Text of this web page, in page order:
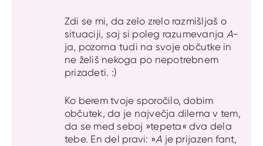
Zdi se mi, da zelo zrelo razmišljaš o
situaciji, saj si poleg razumevanja A-
ja, pozorna tudi na svoje občutke in
ne želiš nekoga po nepotrebnem
prizadeti. :)
Ko berem tvoje sporočilo, dobim
občutek, da je največja dilema v tem,
da se med seboj »tepeta« dva dela
tebe. En del pravi: »A je prijazen fant,